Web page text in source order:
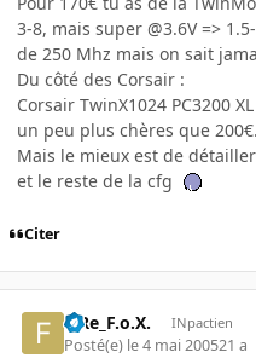
3-8, mais super @3.6V =>
de 250 Mhz mais on sait
Du côté des Corsair :
Corsair TwinX1024 PC3200
un peu plus chères que
Mais le mieux est de
et le reste de la cfg
Citer
FiRe_F.o.X. INpactien
Posté(e) le 4 mai 200521 a